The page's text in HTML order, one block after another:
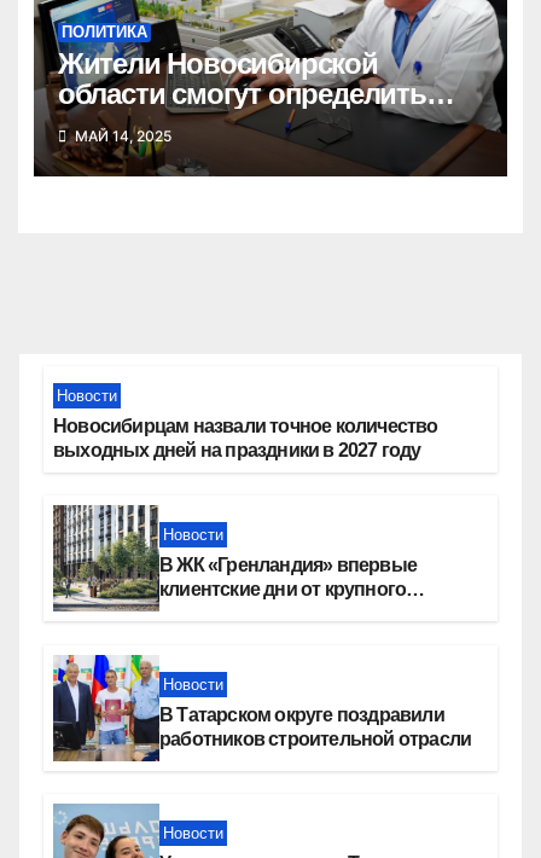
ПОЛИТИКА
Жители Новосибирской
области смогут определить
кандидатов от «Единой
России» на выборы в
Заксобрание и горсовет
МАЙ 14, 2025
Новости
Новосибирцам назвали точное количество
выходных дней на праздники в 2027 году
Новости
В ЖК «Гренландия» впервые
клиентские дни от крупного
Новости
В Татарском округе поздравили
работников строительной отрасли
Новости